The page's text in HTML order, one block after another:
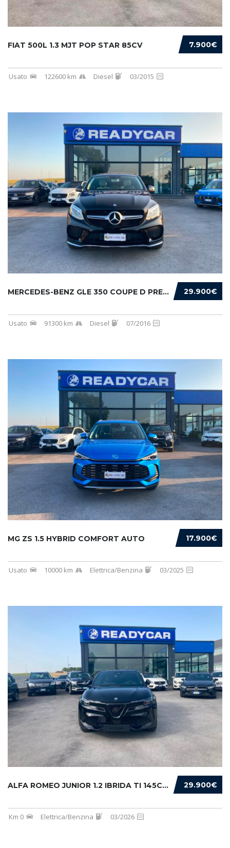
7.900€
FIAT 500L 1.3 MJT POP STAR 85CV
Usato 122600 km Diesel 03/2015
29.900€
MERCEDES-BENZ GLE 350 COUPE D PREMIUM 4MATIC...
Usato 91300 km Diesel 07/2016
17.900€
MG ZS 1.5 HYBRID COMFORT AUTO
Usato 10000 km Elettrica/Benzina 03/2025
29.900€
ALFA ROMEO JUNIOR 1.2 IBRIDA TI 145CV EDCT6
Km 0 Elettrica/Benzina 03/2026